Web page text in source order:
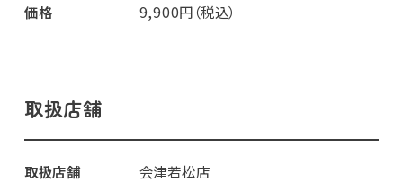
価格
9,900円（税込）
取扱店舗
取扱店舗
会津若松店